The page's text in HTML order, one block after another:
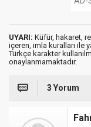
UYARI: Küfür, hakaret,
içeren, imla kuralları ile
Türkçe karakter
onaylanmamaktadır.
3 Yorum